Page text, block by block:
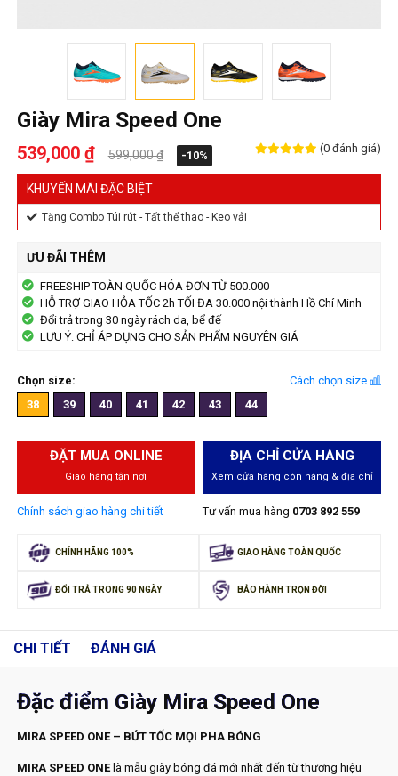
Giày Mira Speed One
539,000 ₫ 599,000 ₫ -10%
(0 đánh giá)
KHUYẾN MÃI ĐẶC BIỆT
Tặng Combo Túi rút - Tất thể thao - Keo vải
ƯU ĐÃI THÊM
FREESHIP TOÀN QUỐC HÓA ĐƠN TỪ 500.000
HỖ TRỢ GIAO HỎA TỐC 2h TỐI ĐA 30.000 nội thành Hồ Chí Minh
Đổi trả trong 30 ngày rách da, bể đế
LƯU Ý: CHỈ ÁP DỤNG CHO SẢN PHẨM NGUYÊN GIÁ
Chọn size:
Cách chọn size
38
39 40 41 42 43 44
ĐẶT MUA ONLINE
Giao hàng tận nơi
Chính sách giao hàng chi tiết
ĐỊA CHỈ CỬA HÀNG
Xem cửa hàng còn hàng & địa chỉ
Tư vấn mua hàng 0703 892 559
CHÍNH HÃNG 100% GIAO HÀNG TOÀN QUỐC
ĐỔI TRẢ TRONG 90 NGÀY BẢO HÀNH TRỌN ĐỜI
CHI TIẾT ĐÁNH GIÁ
Đặc điểm Giày Mira Speed One
MIRA SPEED ONE – BỨT TỐC MỌI PHA BÓNG
MIRA SPEED ONElà mẫu giày bóng đá mới nhất đến từ thương hiệu